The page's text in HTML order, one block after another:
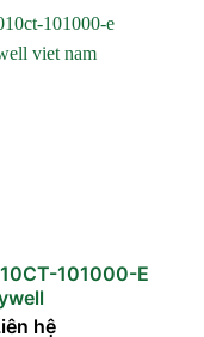
101000-E
hệ